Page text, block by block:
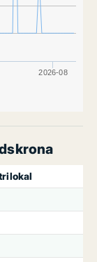
2026-08